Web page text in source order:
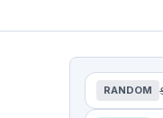
RANDOM